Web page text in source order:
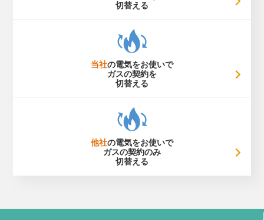
切替える
当社の電気をお使いで
ガスの契約を
切替える
他社の電気をお使いで
ガスの契約のみ
切替える